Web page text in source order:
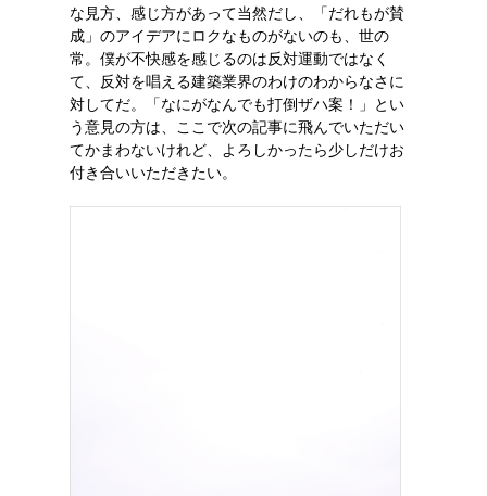
な見方、感じ方があって当然だし、「だれもが賛
成」のアイデアにロクなものがないのも、世の
常。僕が不快感を感じるのは反対運動ではなく
て、反対を唱える建築業界のわけのわからなさに
対してだ。「なにがなんでも打倒ザハ案！」とい
う意見の方は、ここで次の記事に飛んでいただい
てかまわないけれど、よろしかったら少しだけお
付き合いいただきたい。